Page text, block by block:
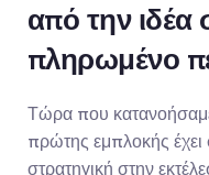
από την
πληρωμένο
Τώρα που
πρώτης εμπλοκής
στρατηγική στην